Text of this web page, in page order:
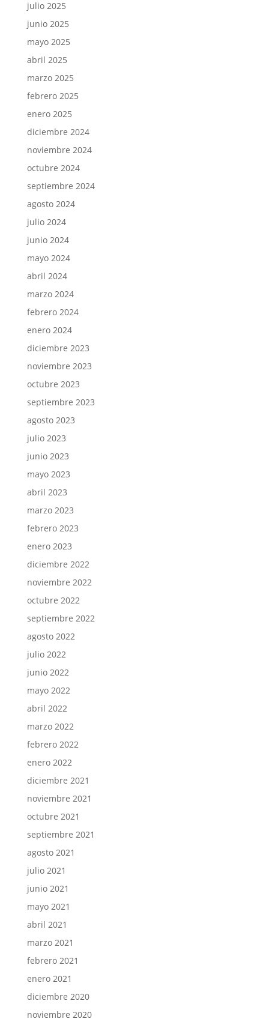
julio 2025
junio 2025
mayo 2025
abril 2025
marzo 2025
febrero 2025
enero 2025
diciembre 2024
noviembre 2024
octubre 2024
septiembre 2024
agosto 2024
julio 2024
junio 2024
mayo 2024
abril 2024
marzo 2024
febrero 2024
enero 2024
diciembre 2023
noviembre 2023
octubre 2023
septiembre 2023
agosto 2023
julio 2023
junio 2023
mayo 2023
abril 2023
marzo 2023
febrero 2023
enero 2023
diciembre 2022
noviembre 2022
octubre 2022
septiembre 2022
agosto 2022
julio 2022
junio 2022
mayo 2022
abril 2022
marzo 2022
febrero 2022
enero 2022
diciembre 2021
noviembre 2021
octubre 2021
septiembre 2021
agosto 2021
julio 2021
junio 2021
mayo 2021
abril 2021
marzo 2021
febrero 2021
enero 2021
diciembre 2020
noviembre 2020